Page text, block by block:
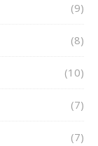
(9)
(8)
(10)
(7)
(7)